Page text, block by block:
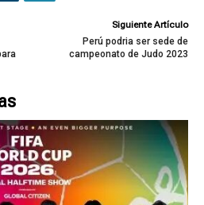
Siguiente Artículo
Perú podria ser sede de
campeonato de Judo 2023